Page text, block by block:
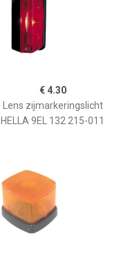
€ 4.30
Lens zijmarkeringslicht
HELLA 9EL 132 215-011